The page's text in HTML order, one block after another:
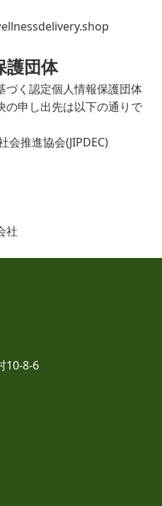
護団体
づく認定個人情報保護団体
の申し出先は以下の通りで
会推進協会(JIPDEC)
社
10-8-6